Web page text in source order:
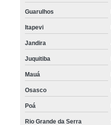
Guarulhos
Itapevi
Jandira
Juquitiba
Mauá
Osasco
Poá
Rio Grande da Serra